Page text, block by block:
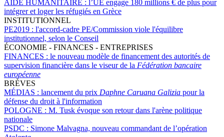
AIDE HUMANITAIRE : l’UE engage 180 millions € de plus pour
intégrer et loger les réfugiés en Grèce
INSTITUTIONNEL
PE2019 : l'accord-cadre PE/Commission viole l'équilibre
institutionnel, selon le Conseil
ÉCONOMIE - FINANCES - ENTREPRISES
FINANCES : le nouveau modèle de financement des autorités de
supervision financière dans le viseur de la Fédération bancaire
européenne
BRÈVES
MÉDIAS : lancement du prix Daphne Caruana Galizia pour la
défense du droit à l'information
POLOGNE : M. Tusk évoque son retour dans l'arène politique
nationale
PSDC : Simone Malvagna, nouveau commandant de l’opération